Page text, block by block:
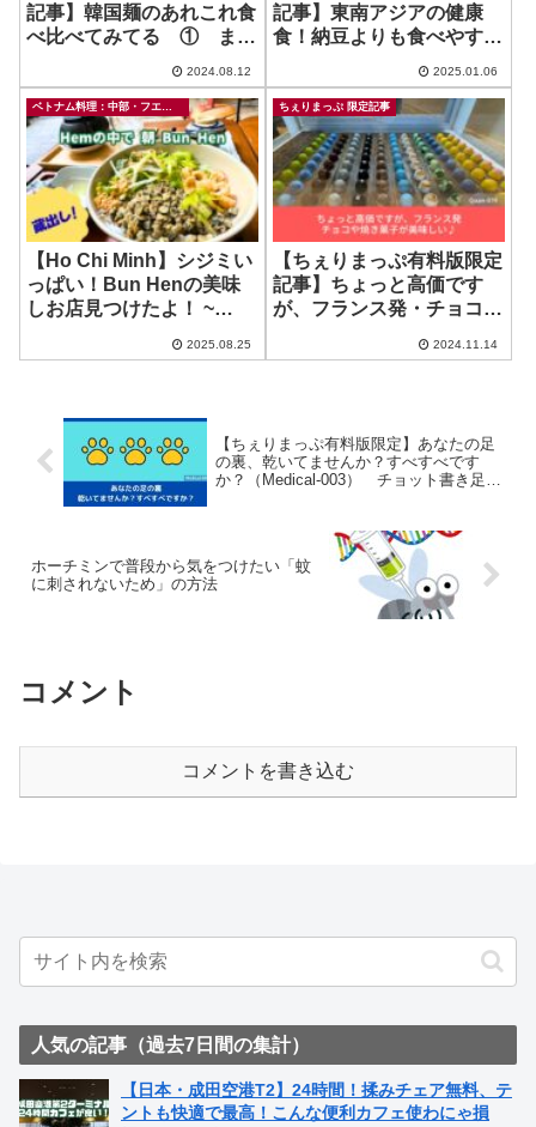
記事】韓国麺のあれこれ食
べ比べてみてる ① まず
2024.08.12
記事】東南アジアの健康
食！納豆よりも食べやす
い！
2025.01.06
ベトナム料理：中部・フエ料理
【Ho Chi Minh】シジミい
っぱい！Bun Henの美味
しお店見つけたよ！ ~
2025.08.25
ちぇりまっぷ 限定記事
【ちぇりまっぷ有料版限定
記事】ちょっと高価です
が、フランス発・チョコや
2024.11.14
【ちぇりまっぷ有料版限定】あなたの足
の裏、乾いてませんか？すべすべです
か？（Medical-003） チョット書き足し
ホーチミンで普段から気をつけたい「蚊
に刺されないため」の方法
コメント
コメントを書き込む
人気の記事（過去7日間の集計）
【日本・成田空港T2】24時間！揉みチェア無料、テ
ントも快適で最高！こんな便利カフェ使わにゃ損